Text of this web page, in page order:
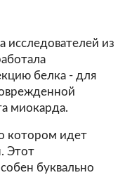
исследователей из
белка - для
миокарда.
котором идет
Этот
буквально